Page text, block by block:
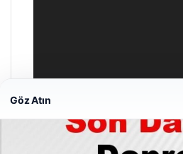
Hastaş Beton
Göz Atın